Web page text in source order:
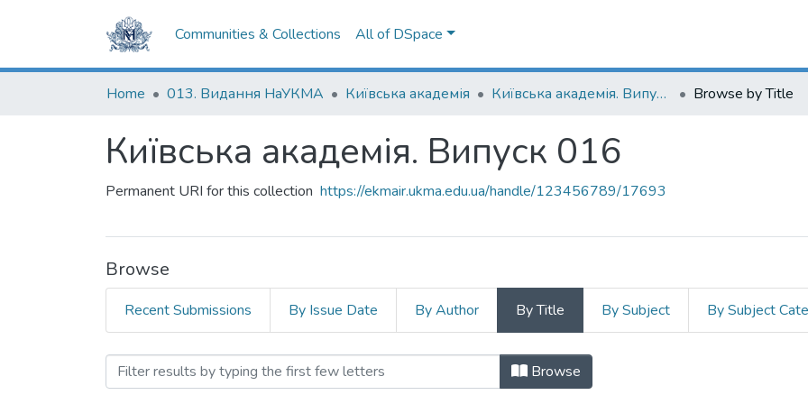
Communities & Collections All of DSpace
Home 013. Видання НаУКМА Київська академія Київська академія. Випуск 016 Browse by Title
Київська академія. Випуск 016
Permanent URI for this collection https://ekmair.ukma.edu.ua/handle/123456789/17693
Browse
Recent Submissions By Issue Date By Author By Title By Subject By Subject
Browsing Київська академія. Випуск 016 by Title
Browse